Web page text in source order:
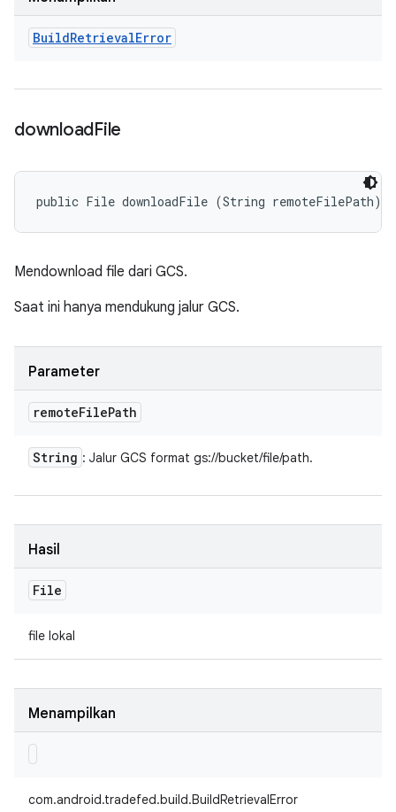
BuildRetrievalError
downloadFile
public File downloadFile (String remoteFilePath)
Mendownload file dari GCS.
Saat ini hanya mendukung jalur GCS.
Parameter
remoteFilePath
String : Jalur GCS format gs://bucket/file/path.
Hasil
File
file lokal
Menampilkan
com.android.tradefed.build.BuildRetrievalError